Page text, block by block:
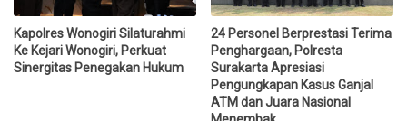
Kapolres Wonogiri Silaturahmi
Ke Kejari Wonogiri, Perkuat
Sinergitas Penegakan Hukum
24 Personel Berprestasi Terima
Penghargaan, Polresta
Surakarta Apresiasi
Pengungkapan Kasus Ganjal
ATM dan Juara Nasional